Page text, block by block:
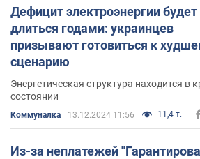
В Киеве и Обуховском районе
Оржелю и его жене принадлежит в
более четырех квадратных
Ранее Оржель выступал за
энергосистемы Украины с
ликвидации монополии на данном
Кабинет министров Украины
Дефицит электроэнергии будет
длиться годами: украинцев
призывают готовиться к
сценарию
Энергетическая структура находится в
состоянии
Коммуналка 13.12.2024 11:56 11,4 т.
Из-за неплатежей